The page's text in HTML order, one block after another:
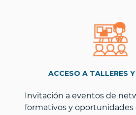
ACCESO A TALLERES
Invitación a eventos de
formativos y oportunidades